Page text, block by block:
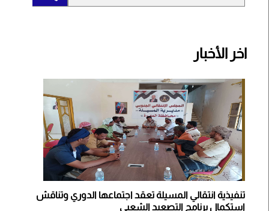
اخر الأخبار
تنفيذية انتقالي المسيلة تعقد اجتماعها الدوري وتناقش
استكمال برنامج التصعيد الشعبي